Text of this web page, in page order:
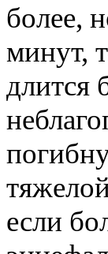
более,
минут,
длится
если